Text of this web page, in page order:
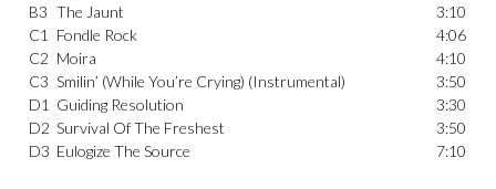
B3 The Jaunt
3:10
C1
Fondle Rock
4:06
C2 Moira
4:10
C3 Smilin’ (While You’re Crying) (Instrumental)
3:50
D1 Guiding Resolution
3:30
D2 Survival Of The Freshest
3:50
D3 Eulogize The Source 7:10